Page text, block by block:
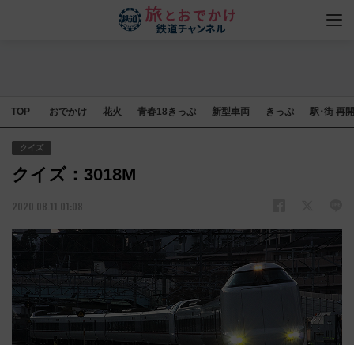
TOP おでかけ 花火 青春18きっぷ 新型車両 きっぷ 駅･街 再
クイズ
クイズ：3018M
2020.08.11 01:08